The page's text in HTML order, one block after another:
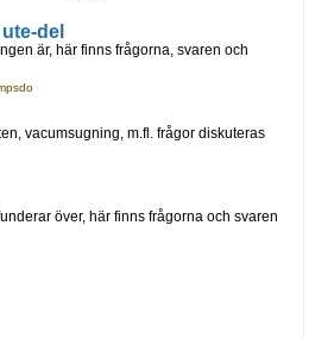
del
är, här finns frågorna, svaren och
vacumsugning, m.fl. frågor diskuteras
över, här finns frågorna och svaren